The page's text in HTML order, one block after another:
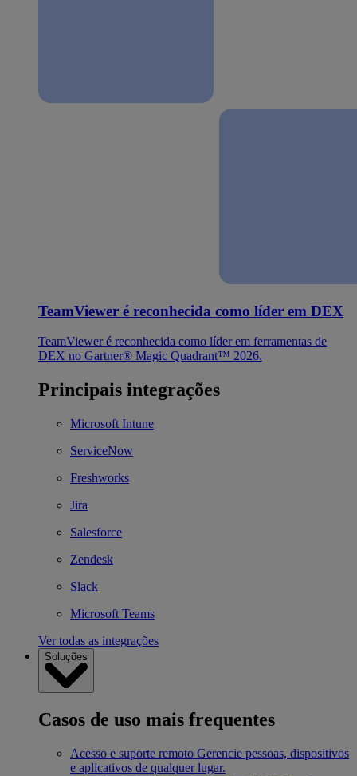
TeamViewer é reconhecida como líder em DEX
TeamViewer é reconhecida como líder em ferramentas de
DEX no Gartner® Magic Quadrant™ 2026.
Principais integrações
Microsoft Intune
ServiceNow
Freshworks
Jira
Salesforce
Zendesk
Slack
Microsoft Teams
Ver todas as integrações
Soluções
Casos de uso mais frequentes
Acesso e suporte remoto Gerencie pessoas, dispositivos
e aplicativos de qualquer lugar.